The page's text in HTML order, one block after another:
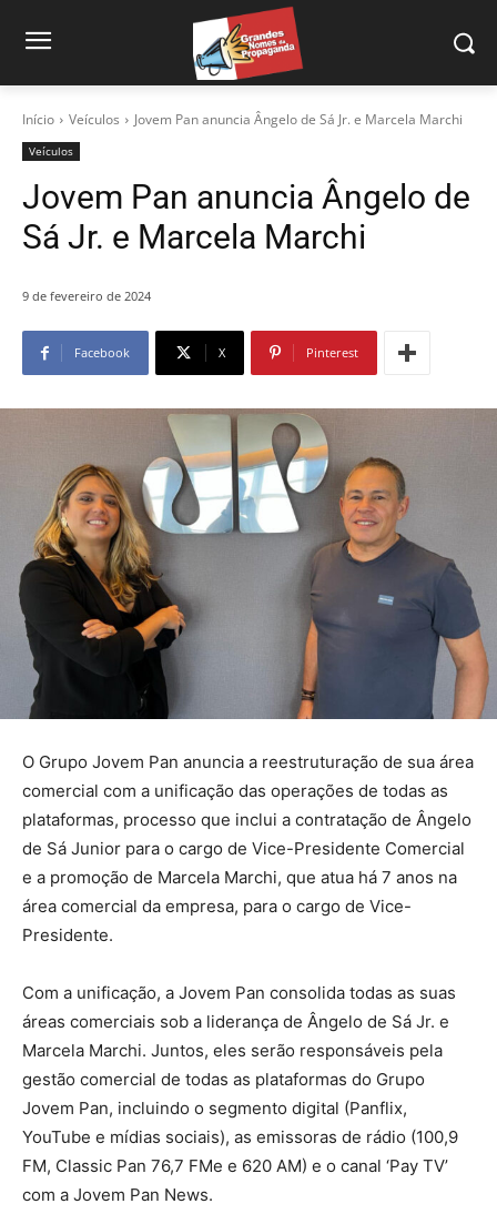
Início Veículos Jovem Pan anuncia Ângelo de Sá Jr. e Marcela Marchi
Veículos
Jovem Pan anuncia Ângelo de
Sá Jr. e Marcela Marchi
9 de fevereiro de 2024
Facebook X Pinterest
O Grupo Jovem Pan anuncia a reestruturação de sua área
comercial com a unificação das operações de todas as
plataformas, processo que inclui a contratação de Ângelo
de Sá Junior para o cargo de Vice-Presidente Comercial
e a promoção de Marcela Marchi, que atua há 7 anos na
área comercial da empresa, para o cargo de Vice-
Presidente.
Com a unificação, a Jovem Pan consolida todas as suas
áreas comerciais sob a liderança de Ângelo de Sá Jr. e
Marcela Marchi. Juntos, eles serão responsáveis pela
gestão comercial de todas as plataformas do Grupo
Jovem Pan, incluindo o segmento digital (Panflix,
YouTube e mídias sociais), as emissoras de rádio (100,9
FM, Classic Pan 76,7 FMe e 620 AM) e o canal ‘Pay TV’
com a Jovem Pan News.